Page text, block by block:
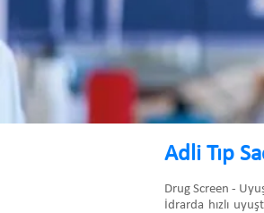
Adli Tıp
Drug Screen -
İdrarda hızlı